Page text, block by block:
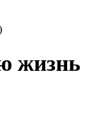
жизнь